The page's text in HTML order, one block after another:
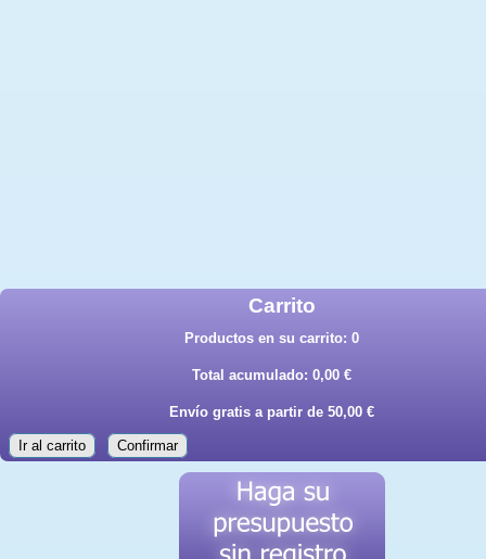
Carrito
Productos en su carrito: 0
Total acumulado: 0,00 €
Envío gratis a partir de 50,00 €
Ir al carrito Confirmar